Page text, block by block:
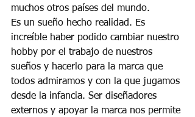
muchos otros países del mundo.
Es un sueño hecho realidad. Es
increíble haber podido cambiar nuestro
hobby por el trabajo de nuestros
sueños y hacerlo para la marca que
todos admiramos y con la que jugamos
desde la infancia. Ser diseñadores
externos y apoyar la marca nos permite